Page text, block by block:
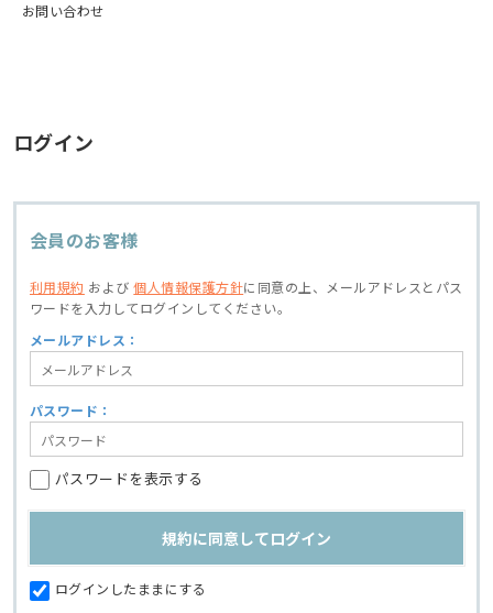
お問い合わせ
ログイン
会員のお客様
利用規約 および個人情報保護方針に同意の上、
メールアドレスとパス
ワードを入力してログインしてください。
メールアドレス：
パスワード：
パスワードを表示する
ログインしたままにする